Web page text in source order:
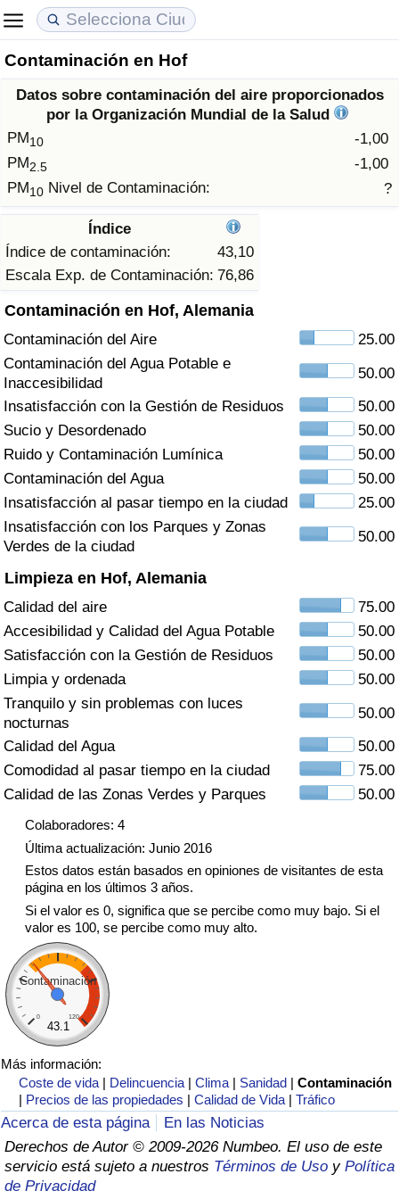
Contaminación en Hof
Datos sobre contaminación del aire proporcionados
por la Organización Mundial de la Salud
PM10
-1,00
PM2.5
-1,00
PM10 Nivel de Contaminación: ?
Índice
Índice de contaminación:
43,10
Escala Exp. de Contaminación: 76,86
Contaminación en Hof, Alemania
Contaminación del Aire
25.00
Contaminación del Agua Potable e
Inaccesibilidad
50.00
Insatisfacción con la Gestión de Residuos
50.00
Sucio y Desordenado
50.00
Ruido y Contaminación Lumínica
50.00
Contaminación del Agua
50.00
Insatisfacción al pasar tiempo en la ciudad
25.00
Insatisfacción con los Parques y Zonas
Verdes de la ciudad
50.00
Limpieza en Hof, Alemania
Calidad del aire
75.00
Accesibilidad y Calidad del Agua Potable
50.00
Satisfacción con la Gestión de Residuos
50.00
Limpia y ordenada
50.00
Tranquilo y sin problemas con luces
nocturnas
50.00
Calidad del Agua
50.00
Comodidad al pasar tiempo en la ciudad
75.00
Calidad de las Zonas Verdes y Parques
50.00
Colaboradores: 4
Última actualización: Junio 2016
Estos datos están basados en opiniones de visitantes de esta
página en los últimos 3 años.
Si el valor es 0, significa que se percibe como muy bajo. Si el
valor es 100, se percibe como muy alto.
Contaminación
0 120
43.1
Más información:
Coste de vida | Delincuencia |Clima | Sanidad |Contaminación
| Precios de las propiedades |Calidad de Vida |Tráfico
Acerca de esta página
En las Noticias
Derechos de Autor © 2009-2026 Numbeo. El uso de este
servicio está sujeto a nuestros Términos de Uso y Política
de Privacidad
Coste de vida
Índice de Costo de Vida (Actual)
Índice de Costo de Vida
en aqaba
Precios de las propiedades
Índice de Precios de Inmuebles (Actual)
Índice de Precios de Inmuebles
Calidad de Vida
Índice de Calidad de Vida
Índice de Calidad de Vida (Actual)
Delincuencia
Calificación del Índice de Criminalidad
(Actual)
Índice de Criminalidad
Índice de criminalidad por país
Sanidad
Índice de Sanidad (Actual)
Índice de Sanidad
Índice de Sanidad por País
Contaminación
Índice de Contaminación (Actual)
Índice de contaminación
Índice de Contaminación por País
Tráfico
Índice de Tráfico
Índice de Tráfico (Actual)
Índice de Tráfico por País